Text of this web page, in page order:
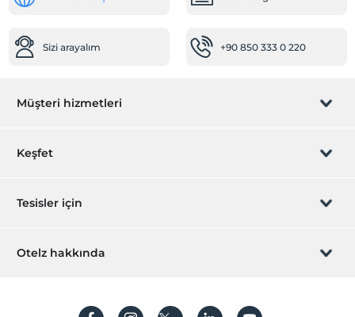
Sizi arayalım +90 850 333 0 220
Müşteri hizmetleri
Rezervasyon yönet
Sıkça sorulan sorular
Keşfet
Hediye Kart
Tesisler için
Hemen tesisinizi ekleyin
Otelz hakkında